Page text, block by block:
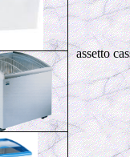
assetto